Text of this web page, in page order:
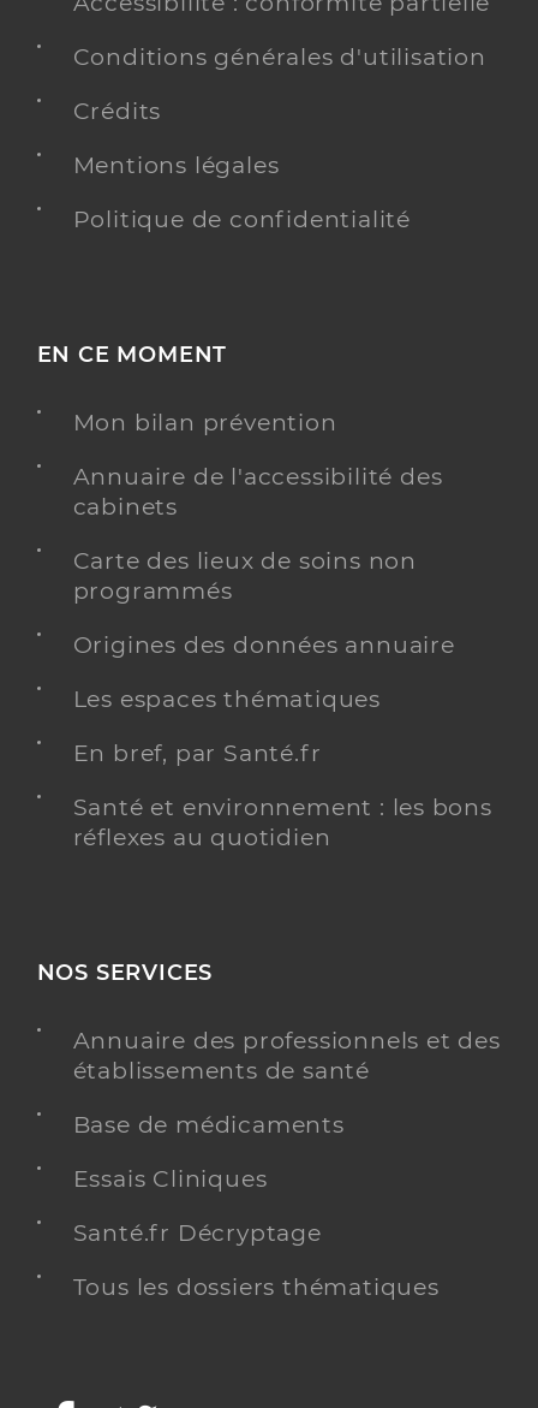
Conditions générales d'utilisation
Crédits
Mentions légales
Politique de confidentialité
EN CE MOMENT
Mon bilan prévention
Annuaire de l'accessibilité des
cabinets
Carte des lieux de soins non
programmés
Origines des données annuaire
Les espaces thématiques
En bref, par Santé.fr
Santé et environnement : les bons
réflexes au quotidien
NOS SERVICES
Annuaire des professionnels et des
établissements de santé
Base de médicaments
Essais Cliniques
Santé.fr Décryptage
Tous les dossiers thématiques